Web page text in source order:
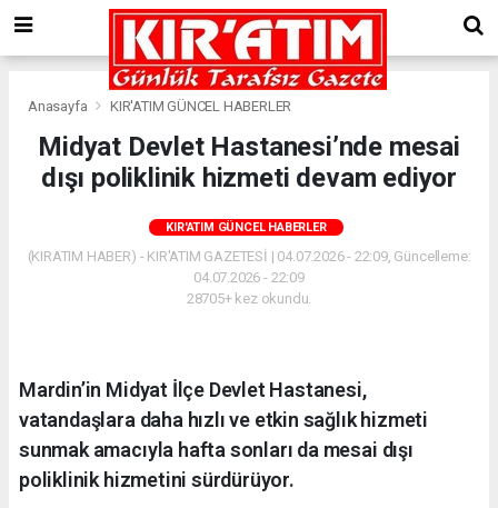
Anasayfa KIR'ATIM GÜNCEL HABERLER
Midyat Devlet Hastanesi’nde mesai
dışı poliklinik hizmeti devam ediyor
KIR'ATIM GÜNCEL HABERLER
(KIRATIM HABER) - KIR'ATIM GAZETESİ | 04.07.2026 - 22:09, Güncelleme:
04.07.2026 - 22:09
28705+ kez okundu.
Mardin’in Midyat İlçe Devlet Hastanesi,
vatandaşlara daha hızlı ve etkin sağlık hizmeti
sunmak amacıyla hafta sonları da mesai dışı
poliklinik hizmetini sürdürüyor.